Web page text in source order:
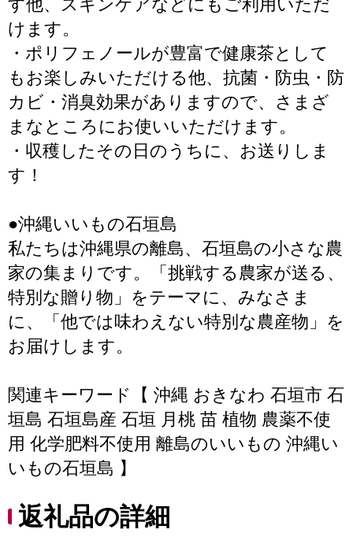
す他、スキンケアなどにもご利用いただ
けます。
・ポリフェノールが豊富で健康茶として
もお楽しみいただける他、抗菌・防虫・防
カビ・消臭効果がありますので、さまざ
まなところにお使いいただけます。
・収穫したその日のうちに、お送りしま
す！
●沖縄いいもの石垣島
私たちは沖縄県の離島、石垣島の小さな農
家の集まりです。「挑戦する農家が送る、
特別な贈り物」をテーマに、みなさま
に、「他では味わえない特別な農産物」を
お届けします。
関連キーワード【 沖縄 おきなわ 石垣市 石
垣島 石垣島産 石垣 月桃 苗 植物 農薬不使
用 化学肥料不使用 離島のいいもの 沖縄い
いもの石垣島 】
返礼品の詳細